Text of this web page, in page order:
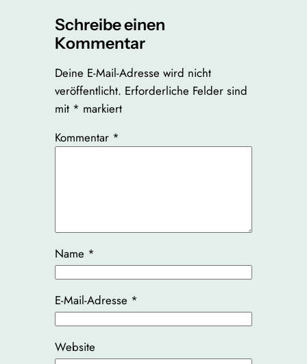
Schreibe einen
Kommentar
Deine E-Mail-Adresse wird nicht
veröffentlicht. Erforderliche Felder sind
mit * markiert
Kommentar *
Name *
E-Mail-Adresse *
Website